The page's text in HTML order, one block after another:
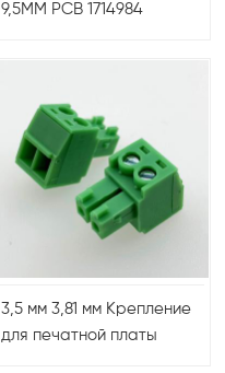
9,5MM PCB 1714984
3,5 мм 3,81 мм Крепление
для печатной платы